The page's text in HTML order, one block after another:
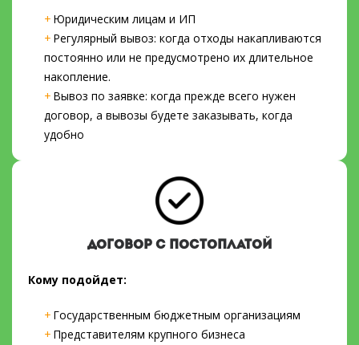
Юридическим лицам и ИП
Регулярный вывоз: когда отходы накапливаются
постоянно или не предусмотрено их длительное
накопление.
Вывоз по заявке: когда прежде всего нужен
договор, а вывозы будете заказывать, когда
удобно
ДОГОВОР С ПОСТОПЛАТОЙ
Кому подойдет:
Государственным бюджетным организациям
Представителям крупного бизнеса